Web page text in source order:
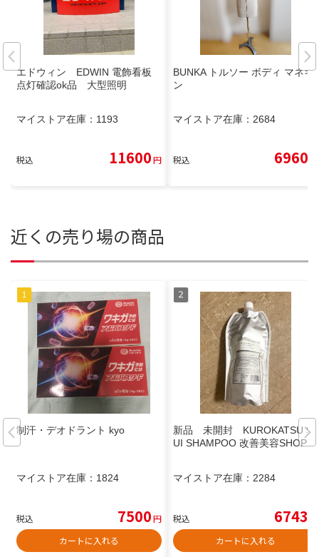
エドウィン EDWIN 電飾看板
点灯確認ok品 大型照明
マイストア在庫： 1193
税込 11600円
BUNKA トルソー ボディ マネキ
ン
マイストア在庫： 2684
税込 6960
近くの売り場の商品
制汗・デオドラント kyo
マイストア在庫： 1824
税込 7500円
カートに入れる
新品 未開封 KUROKATSU S
UI SHAMPOO 改善美容SHOP
マイストア在庫： 2284
税込 6743
カートに入れる